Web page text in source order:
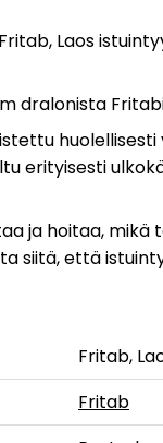
Laos
dralonista
erityisesti
ja hoitaa,
siitä, että
Fritab,
Fritab